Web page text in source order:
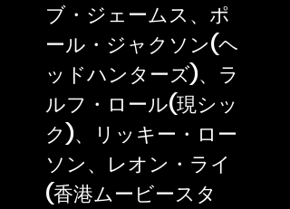
ブ・ジェームス、ポ
ール・ジャクソン(ヘ
ッドハンターズ)、ラ
ルフ・ロール(現シッ
ク)、リッキー・ロー
ソン、レオン・ライ
(香港ムービースタ